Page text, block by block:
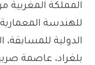
المملكة المغربية
للهندسة
الدولية
بلغراد، عاصمة